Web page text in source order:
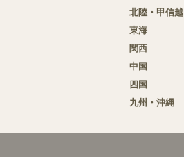
北陸・甲信越
東海
関西
中国
四国
九州・沖縄